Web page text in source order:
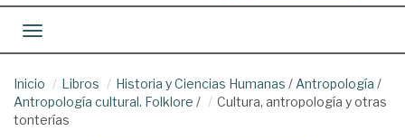
Toggle navigation
Inicio Libros Historia y Ciencias Humanas / Antropología /
Antropología cultural. Folklore /
Cultura, antropología y otras
tonterías